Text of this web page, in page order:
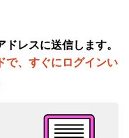
レスに送信します。
で、すぐにログインい